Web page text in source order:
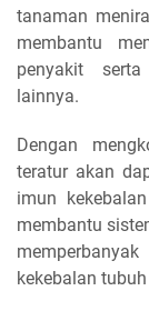
tanaman
membantu
penyakit serta
lainnya.
Dengan
teratur akan
imun
membantu
kekebalan